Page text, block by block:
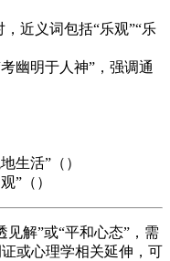
，近义词包括“乐观”“乐
幽明于人神”，强调通
生活”（）
”（）
解”或“平和心态”，需
或心理学相关延伸，可